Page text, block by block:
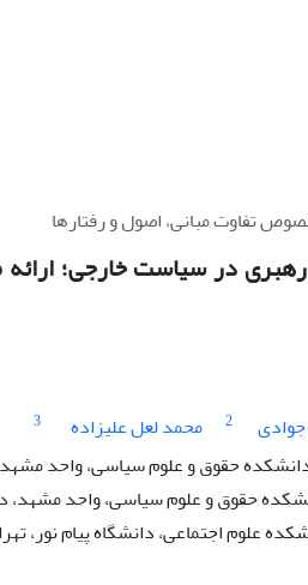
تفاوت مبانی، اصول و رفتارها
در سیاست خارجی؛
2 محمد لعل علیزاده
3
حقوق و علوم سیاسی، واحد مشهد،
حقوق و علوم سیاسی، واحد مشهد،
علوم اجتماعی، دانشگاه پیام نور،